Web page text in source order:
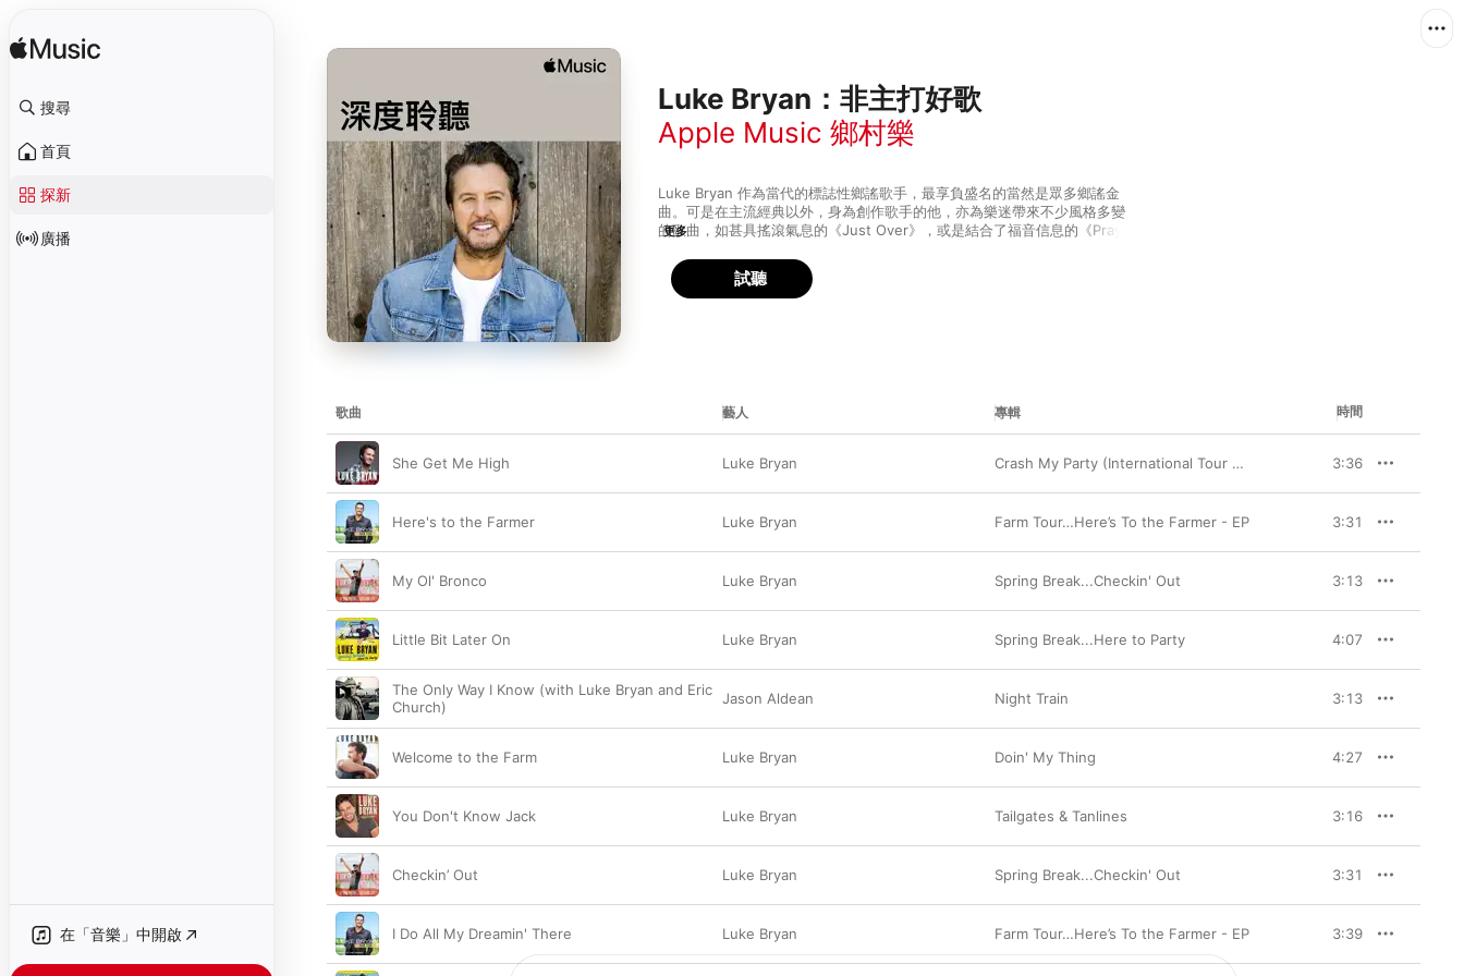
搜尋
首頁
探新
廣播
在「音樂」中開啟
Luke Bryan：非主打好歌
Apple Music 鄉村樂
Luke Bryan 作為當代的標誌性鄉謠歌手，最享負盛名的當然是眾多鄉謠金
曲。可是在主流經典以外，身為創作歌手的他，亦為樂迷帶來不少風格多變
的歌曲，如甚具搖滾氣息的《Just Over》，或是結合了福音信息的《Pray
Luke Bryan 的創才天賦。
更多
試聽
歌曲 藝人 專輯 時間
She Get Me High Luke Bryan Crash My Party (International Tour Edition) 3:36
Here's to the Farmer Luke Bryan Farm Tour…Here’s To the Farmer - EP 3:31
My Ol' Bronco Luke Bryan Spring Break...Checkin' Out 3:13
Little Bit Later On Luke Bryan Spring Break...Here to Party 4:07
The Only Way I Know (with Luke Bryan and Eric
Church)
Jason Aldean Night Train 3:13
Welcome to the Farm Luke Bryan Doin' My Thing 4:27
You Don't Know Jack Luke Bryan Tailgates & Tanlines 3:16
Checkin’ Out Luke Bryan Spring Break...Checkin' Out 3:31
I Do All My Dreamin' There Luke Bryan Farm Tour…Here’s To the Farmer - EP 3:39